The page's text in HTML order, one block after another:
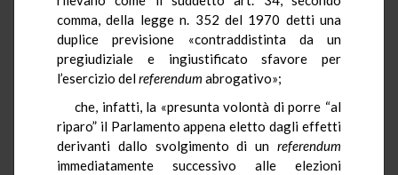
comma, della legge n. 352 del 1970 detti una
duplice previsione «contraddistinta da un
pregiudiziale e ingiustificato sfavore per
l’esercizio delreferendum abrogativo»;
che, infatti, la «presunta volontà di porre “al
riparo” il Parlamento appena eletto dagli effetti
derivanti dallo svolgimento di un referendum
immediatamente successivo alle elezioni